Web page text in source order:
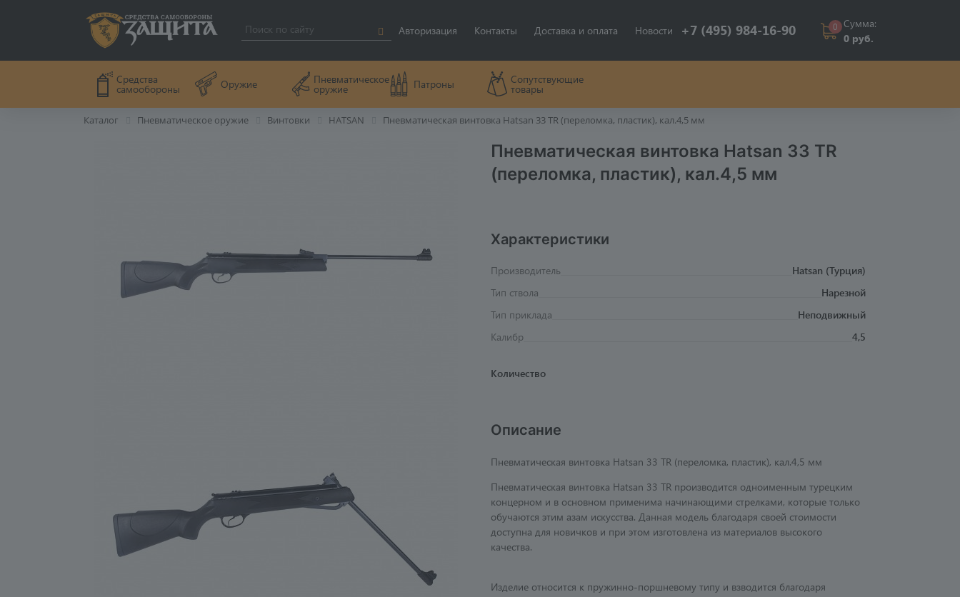
Авторизация Контакты Доставка и оплата Новости +7 (495) 984-16-90 0 Сумма:
0 руб.
Средства
самообороны Оружие Пневматическое
оружие Патроны Сопутствующие
товары
Каталог Пневматическое оружие Винтовки HATSAN Пневматическая винтовка Hatsan 33 TR (переломка, пластик), кал.4,5 мм
Пневматическая винтовка Hatsan 33 TR
(переломка, пластик), кал.4,5 мм
Характеристики
Производитель
Hatsan (Турция)
Тип ствола
Нарезной
Тип приклада
Неподвижный
Калибр
4,5
Количество
Описание
Пневматическая винтовка Hatsan 33 TR (переломка, пластик), кал.4,5 мм
Пневматическая винтовка Hatsan 33 TR производится одноименным турецким
концерном и в основном применима начинающими стрелками, которые только
обучаются этим азам искусства. Данная модель благодаря своей стоимости
доступна для новичков и при этом изготовлена из материалов высокого
качества.
Изделие относится к пружинно-поршневому типу и взводится благодаря